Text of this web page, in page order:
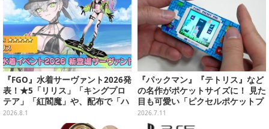
『FGO』水着サーヴァント2026発
表！★5「リリス」「キングプロ
テア」「紅閻魔」や、配布で「ハ
ベトロット」も―今年は全7騎で
2026.8.1
『パックマン』『テトリス』など
の名作がポケットサイズに！ 見た
目も可愛い「ピクセルポケットプ
ロ」はアーケード気分を手軽に味
わえる【実機レビュー】
2026.7.11